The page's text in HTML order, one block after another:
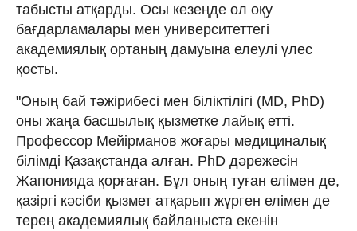
табысты атқарды. Осы кезеңде ол оқу
бағдарламалары мен университеттегі
академиялық ортаның дамуына елеулі үлес
қосты.
"Оның бай тәжірибесі мен біліктілігі (MD, PhD)
оны жаңа басшылық қызметке лайық етті.
Профессор Мейірманов жоғары медициналық
білімді Қазақстанда алған. PhD дәрежесін
Жапонияда қорғаған. Бұл оның туған елімен де,
қазіргі кәсіби қызмет атқарып жүрген елімен де
терең академиялық байланыста екенін